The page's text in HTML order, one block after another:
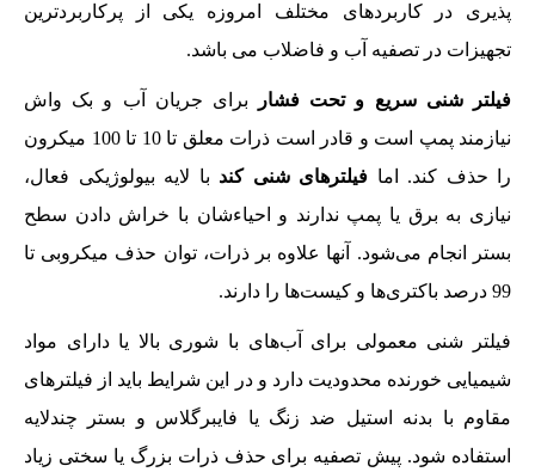
پذیری در کاربردهای مختلف امروزه یکی از پرکاربردترین
تجهیزات در تصفیه آب و فاضلاب می باشد.
فیلتر شنی سریع و تحت فشار
برای جریان آب و بک واش
نیازمند پمپ است و قادر است ذرات معلق تا 10 تا 100 میکرون
را حذف کند. اما فیلترهای شنی کند با لایه بیولوژیکی فعال،
نیازی به برق یا پمپ ندارند و احیاءشان با خراش دادن سطح
بستر انجام می‌شود. آنها علاوه بر ذرات، توان حذف میکروبی تا
99 درصد باکتری‌ها و کیست‌ها را دارند.
فیلتر شنی معمولی برای آب‌های با شوری بالا یا دارای مواد
شیمیایی خورنده محدودیت دارد و در این شرایط باید از فیلترهای
مقاوم با بدنه استیل ضد زنگ یا فایبرگلاس و بستر چندلایه
استفاده شود. پیش تصفیه برای حذف ذرات بزرگ یا سختی زیاد